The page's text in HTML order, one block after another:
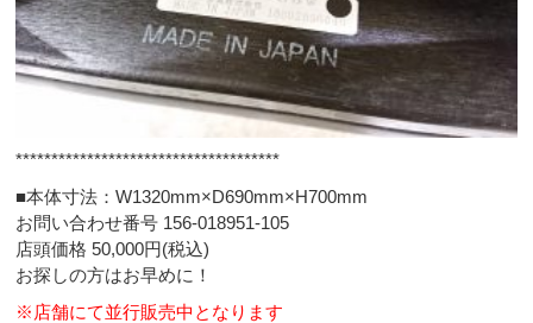
*************************************
■本体寸法：W1320mm×D690mm×H700mm
お問い合わせ番号 156-018951-105
店頭価格 50,000円(税込)
お探しの方はお早めに！
※店舗にて並行販売中となります